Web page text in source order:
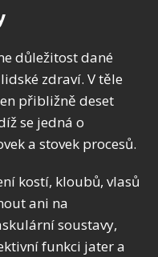
důležitost dané
zdraví. V těle
přibližně deset
se jedná o
a stovek procesů.
kostí, kloubů, vlasů
ani na
soustavy,
funkci jater a